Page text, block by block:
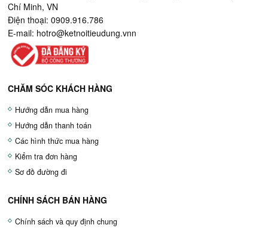
Chí Minh, VN
Điện thoại: 0909.916.786
E-mail: hotro@ketnoitieudung.vnn
CHĂM SÓC KHÁCH HÀNG
Hướng dẫn mua hàng
Hướng dẫn thanh toán
Các hình thức mua hàng
Kiểm tra đơn hàng
Sơ đồ đường đi
CHÍNH SÁCH BÁN HÀNG
Chính sách và quy định chung